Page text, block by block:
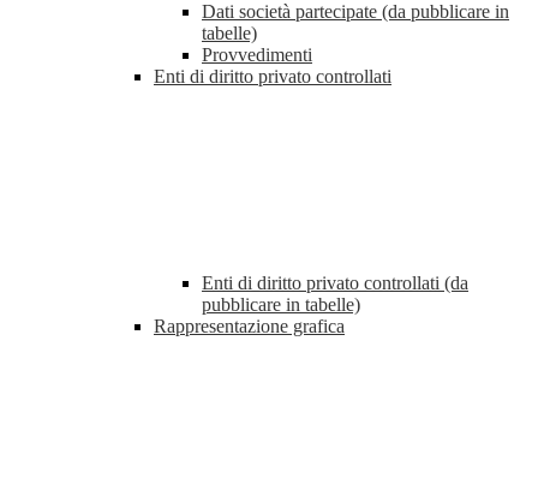
Dati società partecipate (da pubblicare in
tabelle)
Provvedimenti
Enti di diritto privato controllati
Enti di diritto privato controllati (da
pubblicare in tabelle)
Rappresentazione grafica